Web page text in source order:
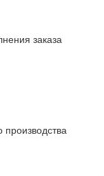
заказа
производства